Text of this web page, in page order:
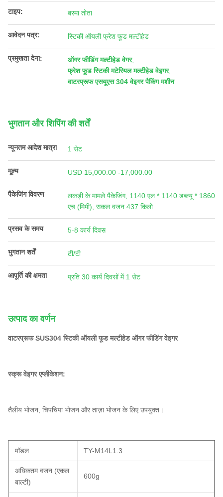
टाइप: बरमा तोता
आवेदन पत्र: स्टिकी ऑयली फ्रेश फूड मल्टीहेड
प्रमुखता देना: ऑगर फीडिंग मल्टीहेड वेगर,
फ्रेश फूड स्टिकी मटेरियल मल्टीहेड वेइगर,
वाटरप्रूफ एसयूएस 304 वेइगर पैकिंग मशीन
भुगतान और शिपिंग की शर्तें
न्यूनतम आदेश मात्रा 1 सेट
मूल्य USD 15,000.00 -17,000.00
पैकेजिंग विवरण
लकड़ी के मामले पैकेजिंग, 1140 एल * 1140 डब्ल्यू * 1860
एच (मिमी), सकल वजन 437 किलो
प्रसव के समय 5-8 कार्य दिवस
भुगतान शर्तें टी/टी
आपूर्ति की क्षमता प्रति 30 कार्य दिवसों में 1 सेट
उत्पाद का वर्णन
वाटरप्रूफ SUS304 स्टिकी ऑयली फूड मल्टीहेड ऑगर फीडिंग वेइगर
स्क्रू वेइगर एप्लीकेशन:
तैलीय भोजन, चिपचिपा भोजन और ताज़ा भोजन के लिए उपयुक्त।
मॉडल TY-M14L1.3
अधिकतम वजन (एकल
बाल्टी)
600g